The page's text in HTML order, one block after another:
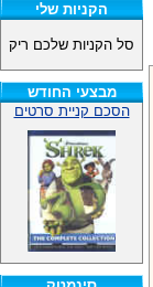
הקניות שלי
סל הקניות שלכם ריק
מבצעי החודש
הסכם קניית סרטים